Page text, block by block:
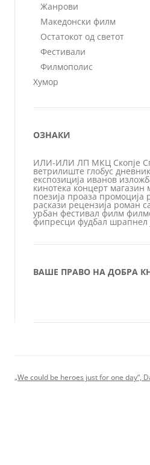
Жанрови
Македонски филм
Остатокот од светот
Фестивали
Филмополис
Хумор
ОЗНАКИ
ИЛИ-ИЛИ ЛП МКЦ Скопје
ветрилиште глобус дневник
експозиција иванов
кинотека концерт магазин
поезија проаза промоција
раскази рецензија роман
урбан фестивал филм
фипресци фудбал шрапнел
ВАШЕ ПРАВО НА ДОБРА
„We could be heroes just for one day“,